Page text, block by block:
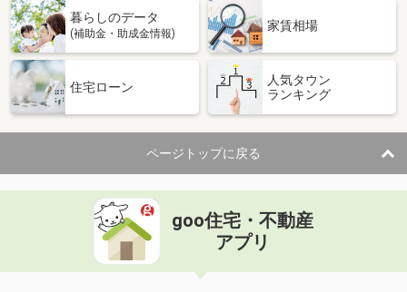
暮らしのデータ
(補助金・助成金情報)
家賃相場
住宅ローン
人気タウン
ランキング
ページトップに戻る
goo住宅・不動産
アプリ